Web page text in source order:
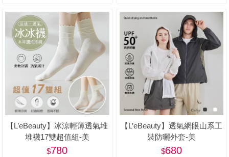
【L’eBeauty】冰涼輕薄透氣堆
堆襪17雙超值組-美
780
【L’eBeauty】透氣網眼山系工
裝防曬外套-美
680